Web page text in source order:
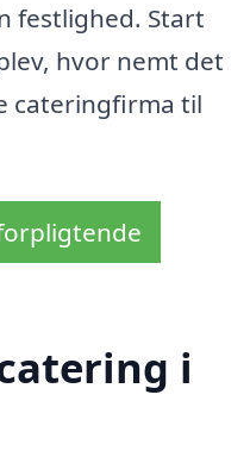
festlighed. Start
hvor nemt det
cateringfirma til
i